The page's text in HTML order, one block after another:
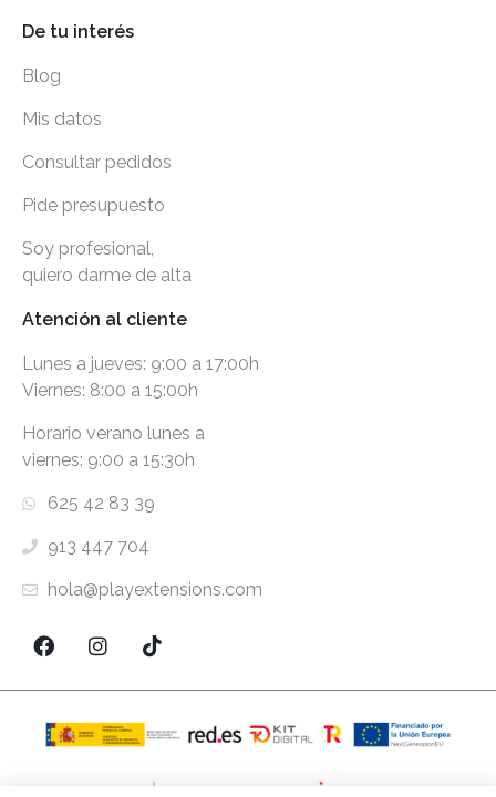
De tu interés
Blog
Mis datos
Consultar pedidos
Pide presupuesto
Soy profesional,
quiero darme de alta
Atención al cliente
Lunes a jueves: 9:00 a 17:00h
Viernes: 8:00 a 15:00h
Horario verano lunes a
viernes: 9:00 a 15:30h
625 42 83 39
913 447 704
hola@playextensions.com